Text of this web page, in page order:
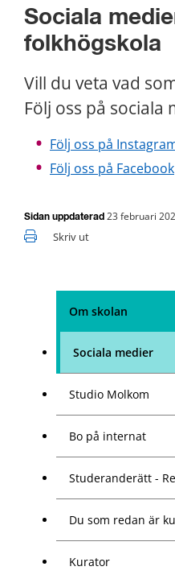
Om skolan
Sociala medier
Studio Molkom
Bo på internat
Studeranderätt -
Du som redan är
Kurator
Sociala
folkhögskola
Vill du veta vad
Följ oss på sociala
Följ oss på
Följ oss på Facebook
Sidan uppdaterad 23 februari
Skriv ut